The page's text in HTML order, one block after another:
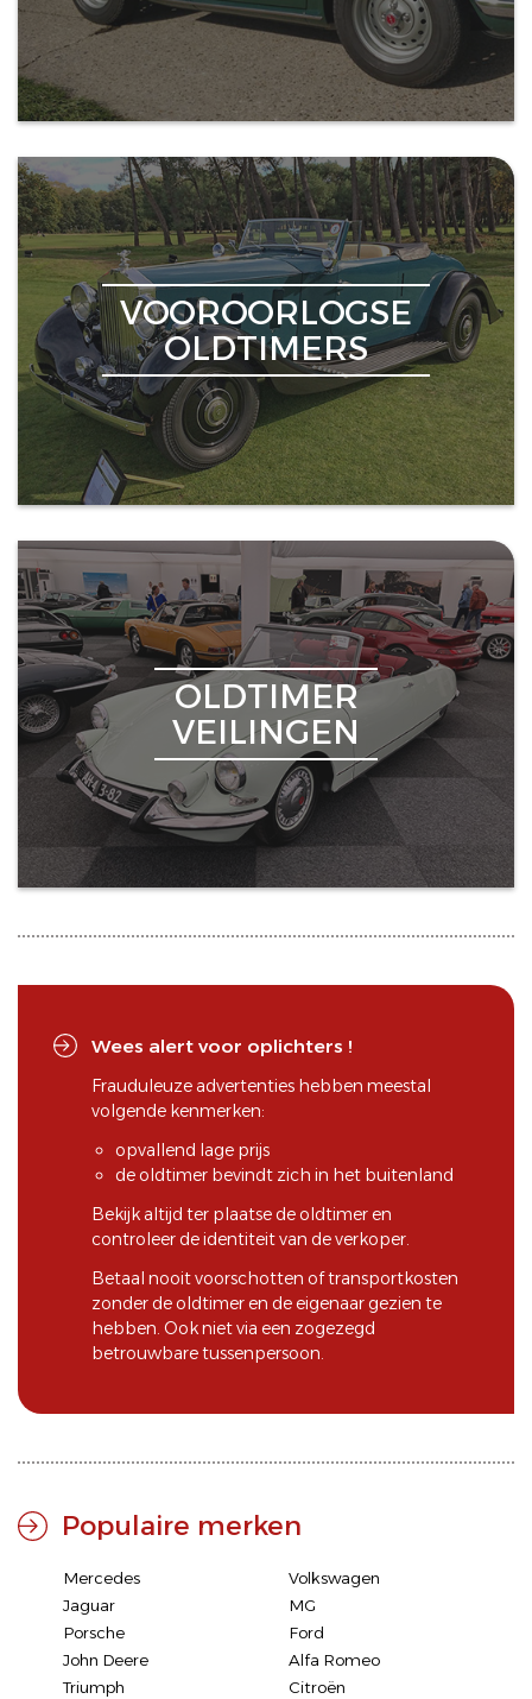
VOOROORLOGSE
OLDTIMERS
OLDTIMER
VEILINGEN
Wees alert voor oplichters !
Frauduleuze advertenties hebben meestal
volgende kenmerken:
opvallend lage prijs
de oldtimer bevindt zich in het buitenland
Bekijk altijd ter plaatse de oldtimer en
controleer de identiteit van de verkoper.
Betaal nooit voorschotten of transportkosten
zonder de oldtimer en de eigenaar gezien te
hebben. Ook niet via een zogezegd
betrouwbare tussenpersoon.
Populaire merken
Mercedes
Volkswagen
Jaguar
MG
Porsche
Ford
John Deere
Alfa Romeo
Triumph
Citroën